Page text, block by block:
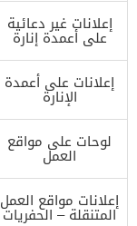
إعلانات غير دعائية
على أعمدة إنارة
إعلانات على أعمدة
الإنارة
لوحات على مواقع
العمل
إعلانات مواقع العمل
المتنقلة – الحفريات